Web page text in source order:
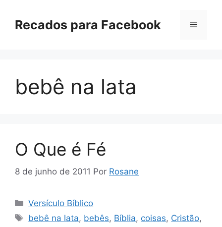
paraRecados para Facebook Menu
bebê na lata
O Que é Fé
8 de junho de 2011 Por Rosane
Categorias
Versículo Bíblico
Tags
bebê na lata, bebês, Bíblia, coisas, Cristão,